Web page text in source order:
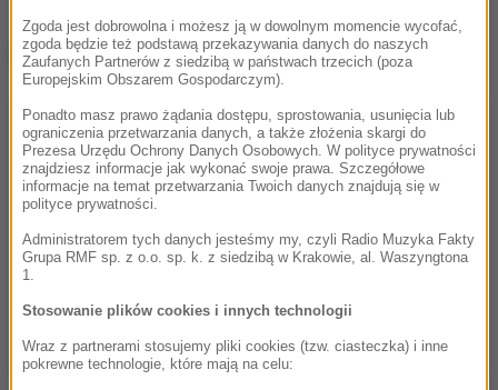
Dalsza część artykułu pod materiałem video:
Zgoda jest dobrowolna i możesz ją w dowolnym momencie wycofać,
zgoda będzie też podstawą przekazywania danych do naszych
Zaufanych Partnerów z siedzibą w państwach trzecich (poza
Europejskim Obszarem Gospodarczym).
Ponadto masz prawo żądania dostępu, sprostowania, usunięcia lub
ograniczenia przetwarzania danych, a także złożenia skargi do
Prezesa Urzędu Ochrony Danych Osobowych. W polityce prywatności
znajdziesz informacje jak wykonać swoje prawa. Szczegółowe
informacje na temat przetwarzania Twoich danych znajdują się w
polityce prywatności.
Administratorem tych danych jesteśmy my, czyli Radio Muzyka Fakty
Grupa RMF sp. z o.o. sp. k. z siedzibą w Krakowie, al. Waszyngtona
1.
Stosowanie plików cookies i innych technologii
Wraz z partnerami stosujemy pliki cookies (tzw. ciasteczka) i inne
pokrewne technologie, które mają na celu: